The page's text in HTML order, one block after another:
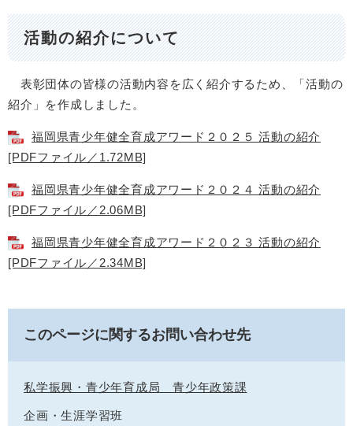
活動の紹介について
表彰団体の皆様の活動内容を広く紹介するため、「活動の
紹介」を作成しました。
福岡県青少年健全育成アワード２０２５ 活動の紹介
[PDFファイル／1.72MB]
福岡県青少年健全育成アワード２０２４ 活動の紹介
[PDFファイル／2.06MB]
福岡県青少年健全育成アワード２０２３ 活動の紹介
[PDFファイル／2.34MB]
このページに関するお問い合わせ先
私学振興・青少年育成局 青少年政策課
企画・生涯学習班